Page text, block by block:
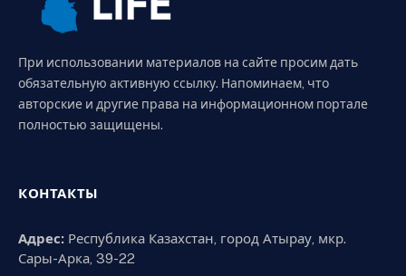
При использовании материалов на сайте просим дать
обязательную активную ссылку. Напоминаем, что
авторские и другие права на информационном портале
полностью защищены.
КОНТАКТЫ
Адрес: Республика Казахстан, город Атырау, мкр.
Сары-Арка, 39-22